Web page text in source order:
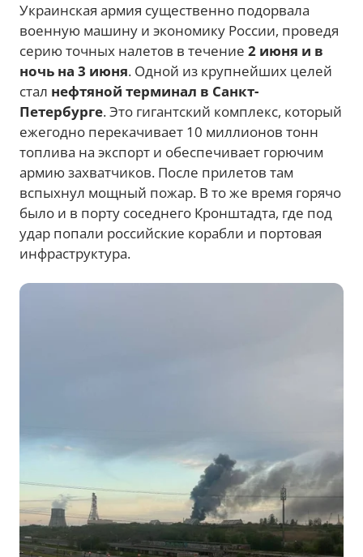
Украинская армия существенно подорвала
военную машину и экономику России, проведя
серию точных налетов в течение 2 июня и в
ночь на 3 июня. Одной из крупнейших целей
стал нефтяной терминал в Санкт-
Петербурге. Это гигантский комплекс, который
ежегодно перекачивает 10 миллионов тонн
топлива на экспорт и обеспечивает горючим
армию захватчиков. После прилетов там
вспыхнул мощный пожар. В то же время горячо
было и в порту соседнего Кронштадта, где под
удар попали российские корабли и портовая
инфраструктура.